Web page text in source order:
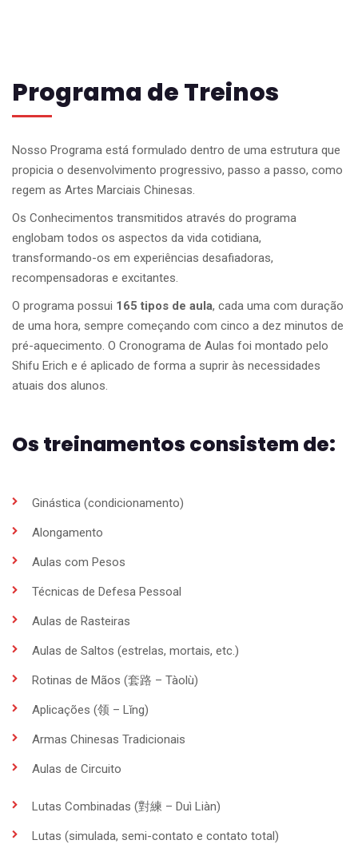
Programa de Treinos
Nosso Programa está formulado dentro de uma estrutura que
propicia o desenvolvimento progressivo, passo a passo, como
regem as Artes Marciais Chinesas.
Os Conhecimentos transmitidos através do programa
englobam todos os aspectos da vida cotidiana,
transformando-os em experiências desafiadoras,
recompensadoras e excitantes.
O programa possui 165 tipos de aula, cada uma com duração
de uma hora, sempre começando com cinco a dez minutos de
pré-aquecimento. O Cronograma de Aulas foi montado pelo
Shifu Erich e é aplicado de forma a suprir às necessidades
atuais dos alunos.
Os treinamentos consistem de:
Ginástica (condicionamento)
Alongamento
Aulas com Pesos
Técnicas de Defesa Pessoal
Aulas de Rasteiras
Aulas de Saltos (estrelas, mortais, etc.)
Rotinas de Mãos (套路 – Tàolù)
Aplicações (领 – Lǐng)
Armas Chinesas Tradicionais
Aulas de Circuito
Lutas Combinadas (對練 – Duì Liàn)
Lutas (simulada, semi-contato e contato total)